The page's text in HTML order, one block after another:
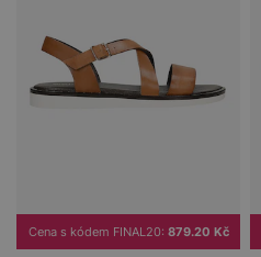
Cena s kódem FINAL20: 879.20 Kč